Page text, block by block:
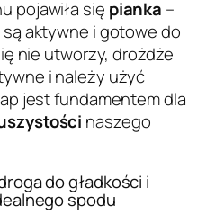
pojawiła się pianka –
aktywne i gotowe do
nie utworzy, drożdże
i należy użyć
jest fundamentem dla
naszego
do gładkości i
spodu